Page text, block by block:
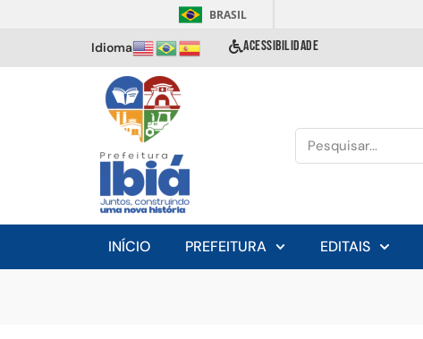
BRASIL
Idioma ACESSIBILIDADE
INÍCIO PREFEITURA EDITAIS